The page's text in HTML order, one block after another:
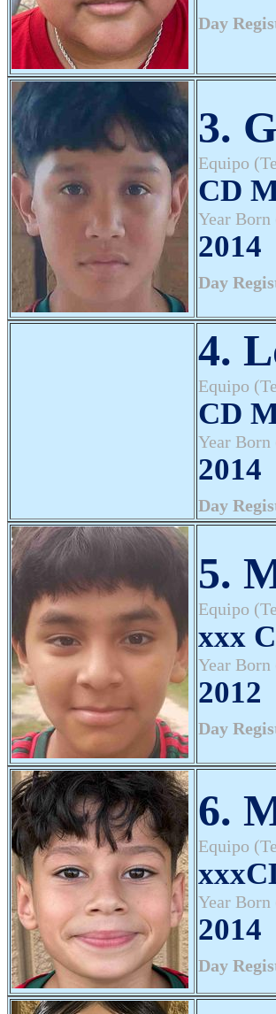
Day
3.
Equipo
CD
Year Born
2014
Day
4.
Equipo
CD
Year Born
2014
Day
5.
Equipo
xxx
Year Born
2012
Day
6.
Equipo
Year Born
2014
Day